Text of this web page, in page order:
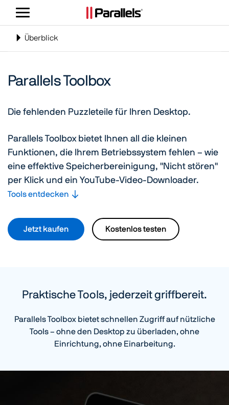
Navigation
Toggle
Überblick
Parallels Toolbox
Die fehlenden Puzzleteile für Ihren Desktop.
Parallels Toolbox bietet Ihnen all die kleinen
Funktionen, die Ihrem Betriebssystem fehlen – wie
eine effektive Speicherbereinigung, "Nicht stören"
per Klick und ein YouTube-Video-Downloader.
Tools entdecken
Jetzt kaufen Kostenlos testen
Praktische Tools, jederzeit griffbereit.
Parallels Toolbox bietet schnellen Zugriff auf nützliche
Tools – ohne den Desktop zu überladen, ohne
Einrichtung, ohne Einarbeitung.